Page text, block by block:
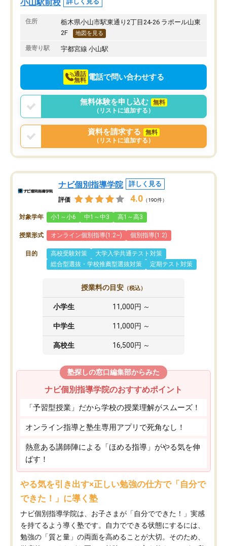
駅前なので送り迎えが少々負担になっ
ていますが、それを加味しても通って
損はないなと感じています。
塾だと思います。
小山駅前校
住所
栃木県小山市駅東通り2丁目24-26 ラポール山東
2F
地図を見る
最寄り駅 宇都宮線 小山駅
通話
無料 電話で問い合わせする
無料体験を申し込む
無料
（リストに追加する）
資料を請求する
無料
（リストに追加する）
ナビ個別指導学院 詳しく見る
評価 4.0 （190件）
対象学年 小1～小6 中1～中3 高1～高3
授業形式 オンライン個別指導(1:2~) 個別指導(1:2)
目的 高校受験対策
大学入学共通テスト対策
総合型選抜・学校推薦型選抜対策
定期テスト対策
授業料の目安 （税込）
小学生 11,000円 ～
中学生 11,000円 ～
高校生 16,500円 ～
塾探しの窓口編集部からみた
ナビ個別指導学院のおすすめポイント
「予習型授業」だから学校の授業理解がスムーズ！
オンライン指導と塾生専用アプリで死角なし！
熱意ある講師陣による「ほめる指導」がやる気を伸
ばす！
やる気を引き出す×正しい勉強の仕方で「自分で
できた！」に導く塾
ナビ個別指導学院は、お子さまが「自分でできた！」実感
を持てるよう導く塾です。自力でできる状態にするには、
勉強の「質と量」の両面を高めることが大切。そのため、